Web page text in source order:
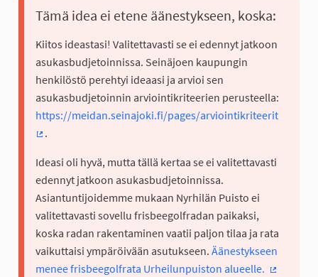
Tämä idea ei etene äänestykseen, koska:
Kiitos ideastasi! Valitettavasti se ei edennyt jatkoon
asukasbudjetoinnissa. Seinäjoen kaupungin
henkilöstö perehtyi ideaasi ja arvioi sen
asukasbudjetoinnin arviointikriteerien perusteella:
https://meidan.seinajoki.fi/pages/arviointikriteerit
.
Ideasi oli hyvä, mutta tällä kertaa se ei valitettavasti
edennyt jatkoon asukasbudjetoinnissa.
Asiantuntijoidemme mukaan Nyrhilän Puisto ei
valitettavasti sovellu frisbeegolfradan paikaksi,
koska radan rakentaminen vaatii paljon tilaa ja rata
vaikuttaisi ympäröivään asutukseen. Äänestykseen
menee frisbeegolfrata Urheilunpuiston alueelle.